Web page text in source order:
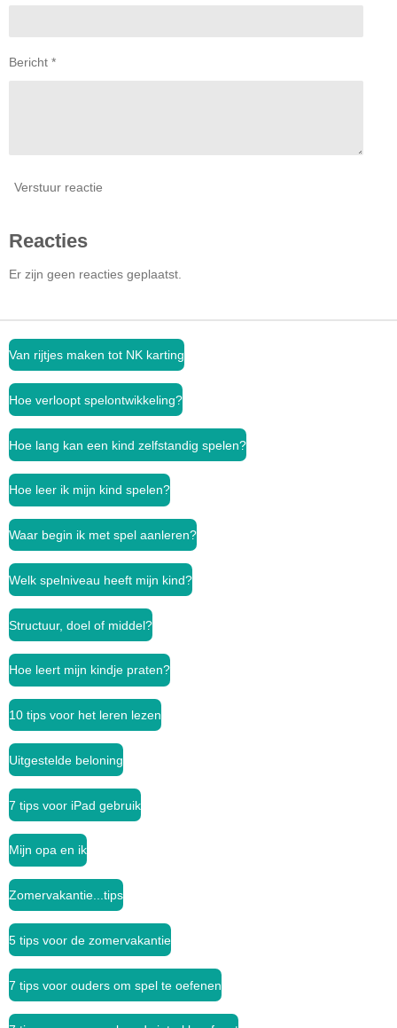
Bericht *
Verstuur reactie
Reacties
Er zijn geen reacties geplaatst.
Van rijtjes maken tot NK karting
Hoe verloopt spelontwikkeling?
Hoe lang kan een kind zelfstandig spelen?
Hoe leer ik mijn kind spelen?
Waar begin ik met spel aanleren?
Welk spelniveau heeft mijn kind?
Structuur, doel of middel?
Hoe leert mijn kindje praten?
10 tips voor het leren lezen
Uitgestelde beloning
7 tips voor iPad gebruik
Mijn opa en ik
Zomervakantie...tips
5 tips voor de zomervakantie
7 tips voor ouders om spel te oefenen